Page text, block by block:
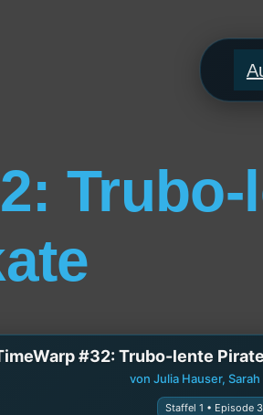
#32: Trubo-lente
von Julia Hauser,
Staffel 1 • Episode